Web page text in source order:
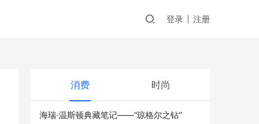
登录 注册
消费 时尚
海瑞·温斯顿典藏笔记——“琼格尔之钻”